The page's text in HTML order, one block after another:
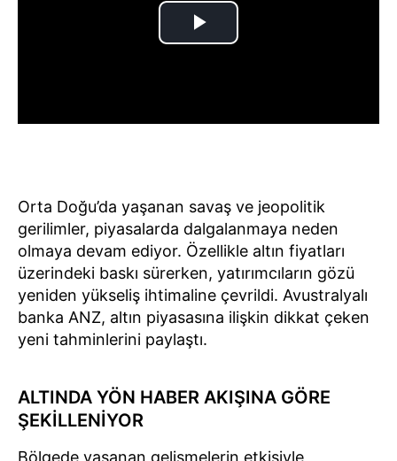
Orta Doğu’da yaşanan savaş ve jeopolitik
gerilimler, piyasalarda dalgalanmaya neden
olmaya devam ediyor. Özellikle altın fiyatları
üzerindeki baskı sürerken, yatırımcıların gözü
yeniden yükseliş ihtimaline çevrildi. Avustralyalı
banka ANZ, altın piyasasına ilişkin dikkat çeken
yeni tahminlerini paylaştı.
ALTINDA YÖN HABER AKIŞINA GÖRE
ŞEKİLLENİYOR
Bölgede yaşanan gelişmelerin etkisiyle